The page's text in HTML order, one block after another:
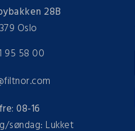
28B
Oslo
95 58 00
08-16
søndag: Lukket